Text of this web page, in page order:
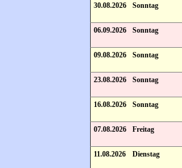
30.08.2026 Sonntag
06.09.2026 Sonntag
09.08.2026 Sonntag
23.08.2026 Sonntag
16.08.2026 Sonntag
07.08.2026 Freitag
11.08.2026
Dienstag